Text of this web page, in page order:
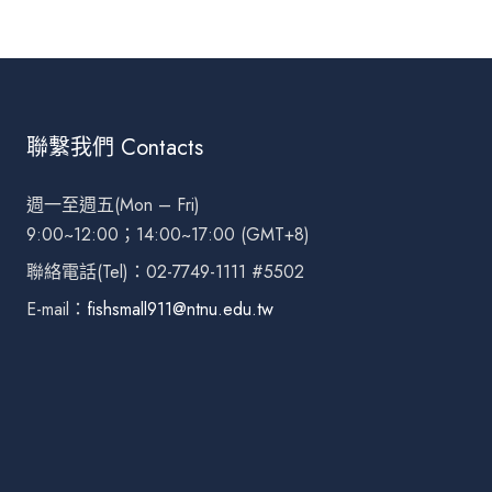
聯繫我們 Contacts
週一至週五(Mon – Fri)
9:00~12:00；14:00~17:00 (GMT+8)
聯絡電話(Tel)：02-7749-1111 #5502
E-mail： fishsmall911@ntnu.edu.tw